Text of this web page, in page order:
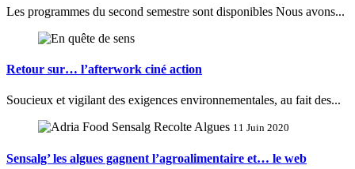
Les programmes du second semestre sont disponibles Nous avons...
Retour sur… l’afterwork ciné action
Soucieux et vigilant des exigences environnementales, au fait des...
11 Juin 2020
Sensalg’ les algues gagnent l’agroalimentaire et… le web